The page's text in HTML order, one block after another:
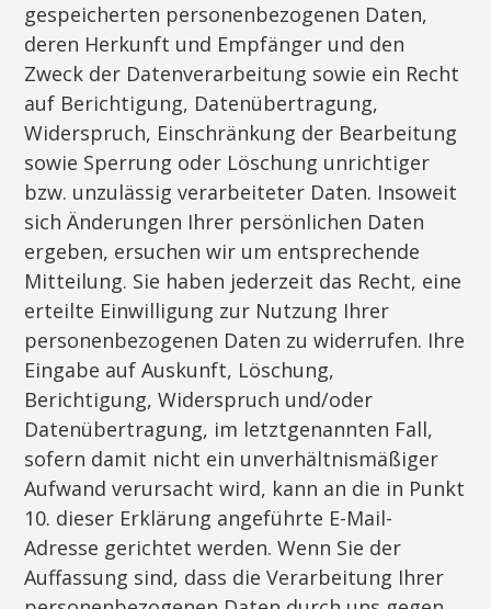
gespeicherten personenbezogenen Daten,
deren Herkunft und Empfänger und den
Zweck der Datenverarbeitung sowie ein Recht
auf Berichtigung, Datenübertragung,
Widerspruch, Einschränkung der Bearbeitung
sowie Sperrung oder Löschung unrichtiger
bzw. unzulässig verarbeiteter Daten. Insoweit
sich Änderungen Ihrer persönlichen Daten
ergeben, ersuchen wir um entsprechende
Mitteilung. Sie haben jederzeit das Recht, eine
erteilte Einwilligung zur Nutzung Ihrer
personenbezogenen Daten zu widerrufen. Ihre
Eingabe auf Auskunft, Löschung,
Berichtigung, Widerspruch und/oder
Datenübertragung, im letztgenannten Fall,
sofern damit nicht ein unverhältnismäßiger
Aufwand verursacht wird, kann an die in Punkt
10. dieser Erklärung angeführte E-Mail-
Adresse gerichtet werden. Wenn Sie der
Auffassung sind, dass die Verarbeitung Ihrer